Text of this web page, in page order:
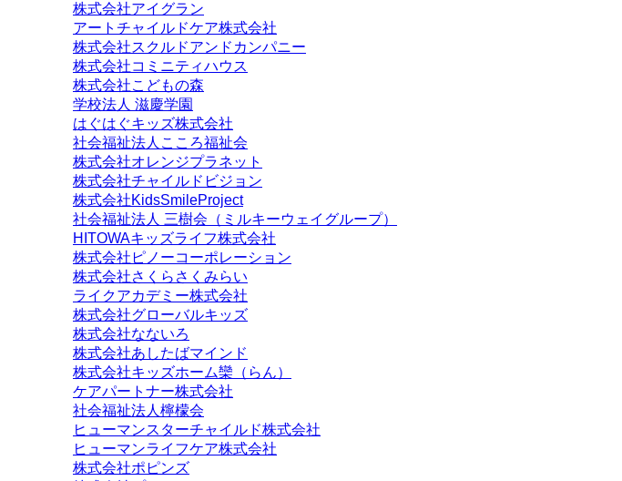
株式会社アイグラン
アートチャイルドケア株式会社
株式会社スクルドアンドカンパニー
株式会社コミニティハウス
株式会社こどもの森
学校法人 滋慶学園
はぐはぐキッズ株式会社
社会福祉法人こころ福祉会
株式会社オレンジプラネット
株式会社チャイルドビジョン
株式会社KidsSmileProject
社会福祉法人 三樹会（ミルキーウェイグループ）
HITOWAキッズライフ株式会社
株式会社ピノーコーポレーション
株式会社さくらさくみらい
ライクアカデミー株式会社
株式会社グローバルキッズ
株式会社なないろ
株式会社あしたばマインド
株式会社キッズホーム欒（らん）
ケアパートナー株式会社
社会福祉法人檸檬会
ヒューマンスターチャイルド株式会社
ヒューマンライフケア株式会社
株式会社ポピンズ